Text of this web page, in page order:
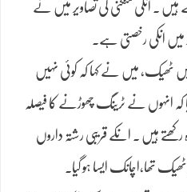
۔ انکی منگنی کی تصاویر میں نے
میں انکی رخصتی ہے۔
ٹھیک، میں نے کہا کہ کوئی نہیں
انہوں نے ٹرینگ چھوڑنے کا فیصلہ
رکھتے ہیں ۔ انکے قریبی رشتہ داروں
تھا،اچانک ایسا ہو گیا۔